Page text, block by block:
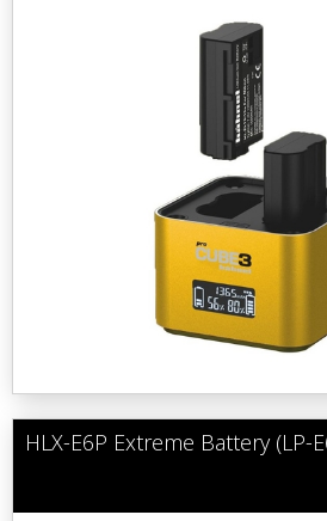
HLX-E6P Extreme Battery (LP-